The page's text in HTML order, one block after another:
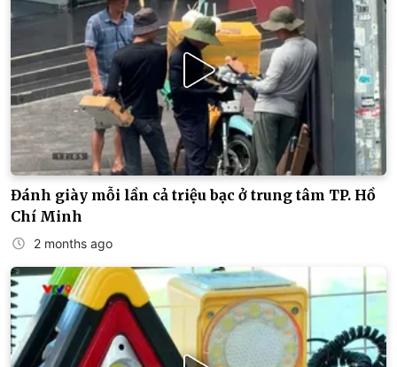
Đánh giày mỗi lần cả triệu bạc ở trung tâm TP. Hồ
Chí Minh
2 months ago